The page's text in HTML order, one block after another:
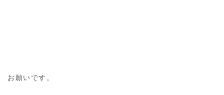
お願いです。